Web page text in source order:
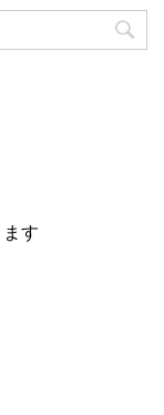
す